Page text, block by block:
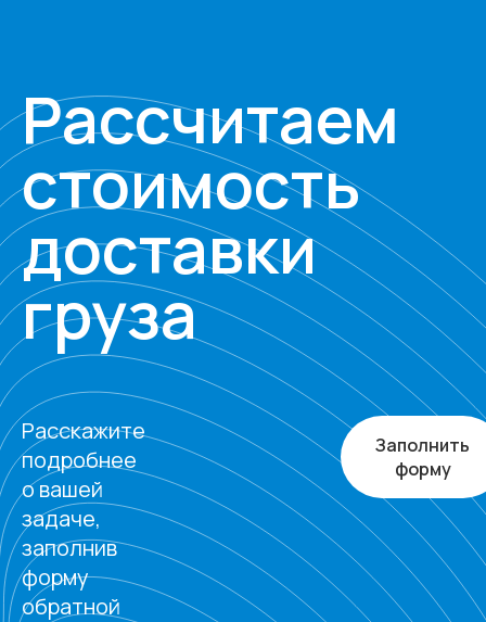
Рассчитаем
стоимость
доставки
груза
Расскажите
подробнее
о вашей
задаче,
заполнив
форму
обратной
Заполнить
форму